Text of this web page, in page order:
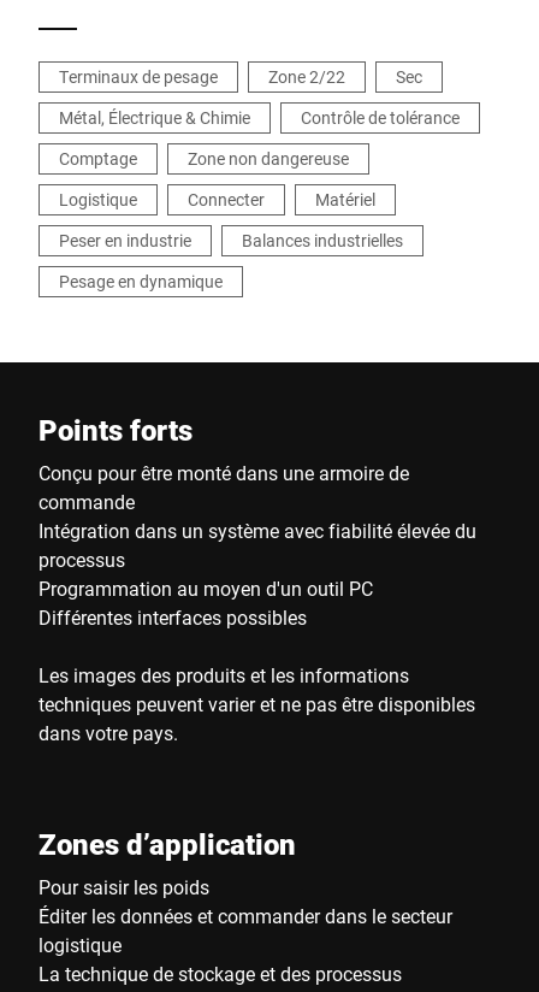
terminal iS25 facile à intégrer.
Terminaux de pesage
Zone 2/22
Sec
Métal, Électrique & Chimie
Contrôle de tolérance
Comptage
Zone non dangereuse
Logistique
Connecter
Matériel
Peser en industrie
Balances industrielles
Pesage en dynamique
Points forts
Conçu pour être monté dans une armoire de
commande
Intégration dans un système avec fiabilité élevée du
processus
Programmation au moyen d'un outil PC
Différentes interfaces possibles
Les images des produits et les informations
techniques peuvent varier et ne pas être disponibles
dans votre pays.
Zones d’application
Pour saisir les poids
Éditer les données et commander dans le secteur
logistique
La technique de stockage et des processus